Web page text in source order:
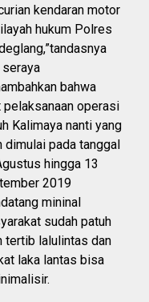
kendaran motor
hukum Polres
seraya
bahwa
pelaksanaan operasi
Kalimaya nanti yang
dimulai pada tanggal
hingga 13
2019
mininal
sudah patuh
tertib lalulintas dan
laka lantas bisa